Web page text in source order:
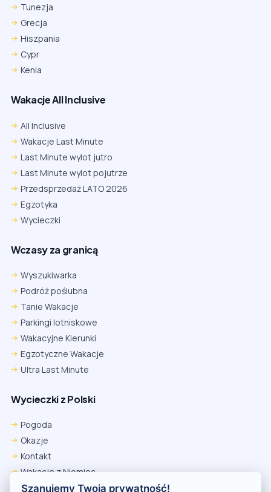
Tunezja
Grecja
Hiszpania
Cypr
Kenia
Wakacje All Inclusive
All Inclusive
Wakacje Last Minute
Last Minute wylot jutro
Last Minute wylot pojutrze
Przedsprzedaż LATO 2026
Egzotyka
Wycieczki
Wczasy za granicą
Wyszukiwarka
Podróż poślubna
Tanie Wakacje
Parkingi lotniskowe
Wakacyjne Kierunki
Egzotyczne Wakacje
Ultra Last Minute
Wycieczki z Polski
Pogoda
Okazje
Kontakt
Wakacje z Niemiec
Polityka Prywatności
Firefox
Ustawienia → Prywatność i bezpieczeństwo → Pliki cookie innych
firm → ustaw „Zezwalaj”.
Na czas rezerwacji nie blokuj cookies i śledzenia dla tej witryny.
Szanujemy Twoją prywatność!